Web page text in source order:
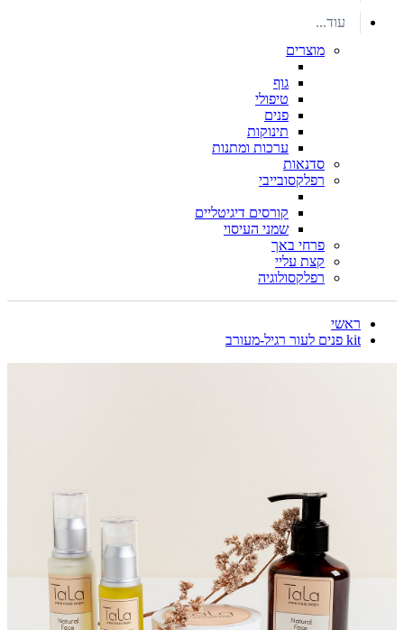
עוד...
מוצרים
גוף
טיפולי
פנים
תינוקות
ערכות ומתנות
סדנאות
רפלקסובייבי
קורסים דיגיטליים
שמני העיסוי
פרחי באך
קצת עליי
רפלקסולוגיה
ראשי
kit פנים לעור רגיל-מעורב